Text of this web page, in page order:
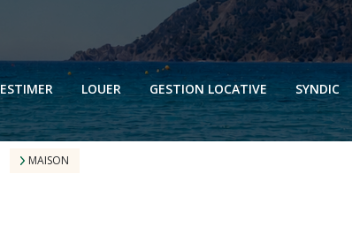
ESTIMER LOUER GESTION LOCATIVE SYNDIC
MAISON